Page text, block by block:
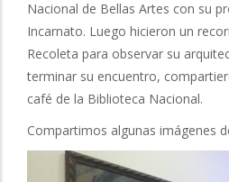
Nacional de Bellas Artes con su
Incarnato. Luego hicieron un
Recoleta para observar su
terminar su encuentro,
café de la Biblioteca Nacional.
Compartimos algunas imágenes